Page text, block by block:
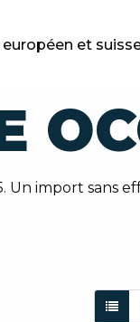
et
Un import sans